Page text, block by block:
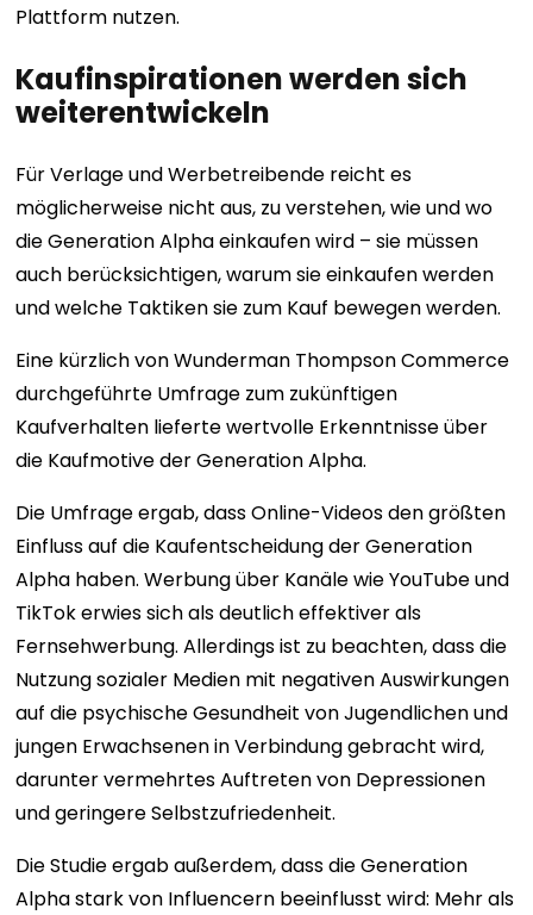
Plattform nutzen.
Kaufinspirationen werden sich
weiterentwickeln
Für Verlage und Werbetreibende reicht es
möglicherweise nicht aus, zu verstehen, wie und wo
die Generation Alpha einkaufen wird – sie müssen
auch berücksichtigen, warum sie einkaufen werden
und welche Taktiken sie zum Kauf bewegen werden.
Eine kürzlich von Wunderman Thompson Commerce
durchgeführte Umfrage zum zukünftigen
Kaufverhalten lieferte wertvolle Erkenntnisse über
die Kaufmotive der Generation Alpha.
Die Umfrage ergab, dass Online-Videos den größten
Einfluss auf die Kaufentscheidung der Generation
Alpha haben. Werbung über Kanäle wie YouTube und
TikTok erwies sich als deutlich effektiver als
Fernsehwerbung. Allerdings ist zu beachten, dass die
Nutzung sozialer Medien mit negativen Auswirkungen
auf die psychische Gesundheit von Jugendlichen und
jungen Erwachsenen in Verbindung gebracht wird,
darunter vermehrtes Auftreten von Depressionen
und geringere Selbstzufriedenheit.
Die Studie ergab außerdem, dass die Generation
Alpha stark von Influencern beeinflusst wird: Mehr als